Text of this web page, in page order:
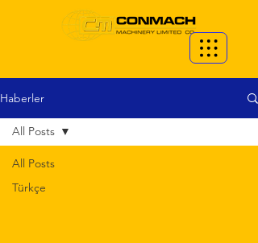
Haberler
All Posts
Türkçe
All Posts